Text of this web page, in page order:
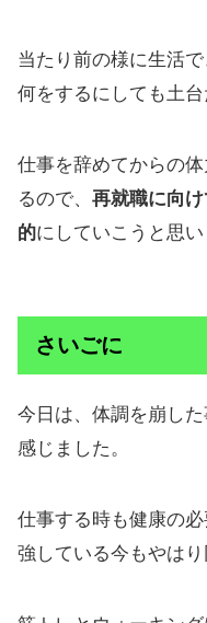
当たり前の様に生活
何をするにしても土台
仕事を辞めてからの
るので、 再就職に向
的にしていこうと思い
さいごに
今日は、体調を崩し
感じました。
仕事する時も健康の
強している今もやはり